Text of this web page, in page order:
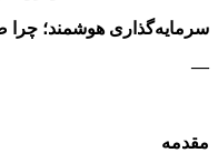
سرمایه‌گذاری هوشمند؛
—
مقدمه